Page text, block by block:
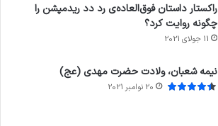
راکستار داستان فوق‌العاده‌ی رد دد ریدمپشن را
چگونه روایت کرد؟
11 جولای 2021
نیمه شعبان، ولادت حضرت مهدی (عج)
20 نوامبر 2021